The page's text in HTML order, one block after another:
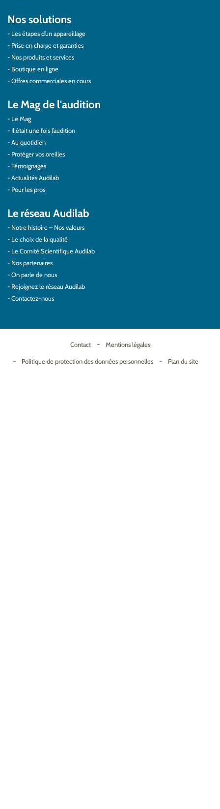
Nos solutions
Les étapes d’un appareillage
Prise en charge et garanties
Nos produits et services
Boutique en ligne
Offres commerciales en cours
Le Mag de l'audition
Le Mag
Il était une fois l’audition
Au quotidien
Protéger vos oreilles
Témoignages
Actualités Audilab
Pour les pros
Le réseau Audilab
Notre histoire – Nos valeurs
Le choix de la qualité
Le Comité Scientifique Audilab
Nos partenaires
On parle de nous
Rejoignez le réseau Audilab
Contactez-nous
Contact Mentions légales
Politique de protection des données personnelles Plan du site